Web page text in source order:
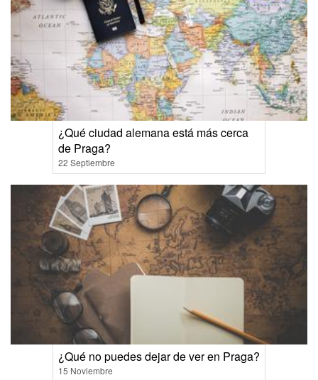
¿Qué ciudad alemana está más cerca
de Praga?
22 Septiembre
¿Qué no puedes dejar de ver en Praga?
15 Noviembre